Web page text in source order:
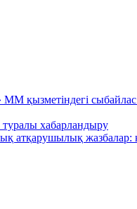
сыбайлас
туралы хабарландыру
атқарушылық жазбалар: